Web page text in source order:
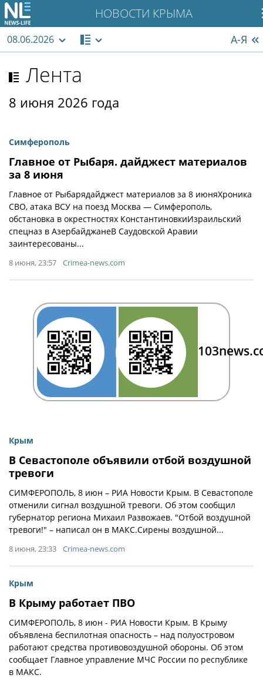
НОВОСТИ КРЫМА
08.06.2026 А-Я
Лента
8 июня 2026 года
Симферополь
Главное от Рыбаря. дайджест материалов
за 8 июня
Главное от Рыбарядайджест материалов за 8 июняХроника
СВО, атака ВСУ на поезд Москва — Симферополь,
обстановка в окрестностях КонстантиновкиИзраильский
спецназ в АзербайджанеВ Саудовской Аравии
заинтересованы...
8 июня, 23:57 Crimea-news.com
Крым
В Севастополе объявили отбой воздушной
тревоги
СИМФЕРОПОЛЬ, 8 июн – РИА Новости Крым. В Севастополе
отменили сигнал воздушной тревоги. Об этом сообщил
губернатор региона Михаил Развожаев. "Отбой воздушной
тревоги!" – написал он в МАКС.Сирены воздушной...
8 июня, 23:33 Crimea-news.com
Крым
В Крыму работает ПВО
СИМФЕРОПОЛЬ, 8 июн - РИА Новости Крым. В Крыму
объявлена беспилотная опасность – над полуостровом
работают средства противовоздушной обороны. Об этом
сообщает Главное управление МЧС России по республике
в МАКС.